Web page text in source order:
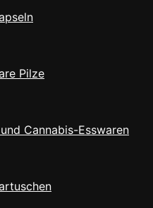
Pilze
Cannabis-Esswaren